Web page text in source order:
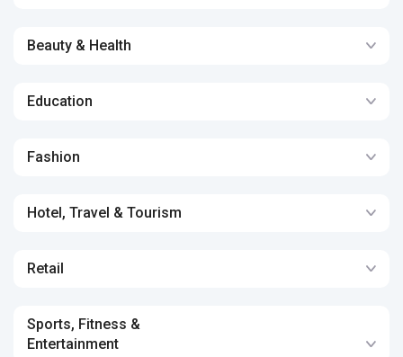
Beauty & Health
Education
Fashion
Hotel, Travel & Tourism
Retail
Sports, Fitness &
Entertainment